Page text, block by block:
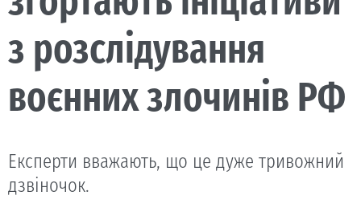
з розслідування
воєнних злочинів РФ
Експерти вважають, що це дуже тривожний
дзвіночок.